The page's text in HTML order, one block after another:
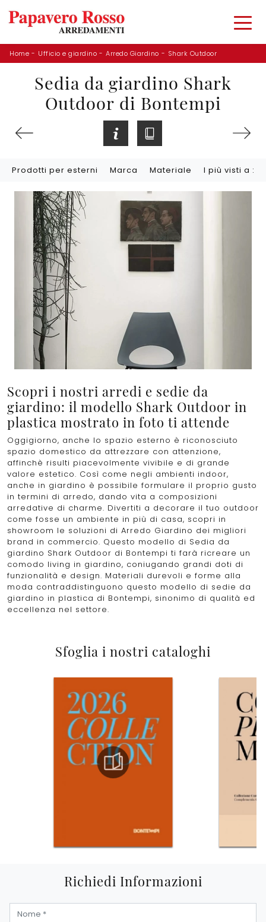
Home - Ufficio e giardino - Arredo Giardino - Shark Outdoor
Sedia da giardino Shark
Outdoor di Bontempi
Prodotti per esterni Marca Materiale I più visti a :
Scopri i nostri arredi e sedie da
giardino: il modello Shark Outdoor in
plastica mostrato in foto ti attende
Oggigiorno, anche lo spazio esterno è riconosciuto
spazio domestico da attrezzare con attenzione,
affinchè risulti piacevolmente vivibile e di grande
valore estetico. Così come negli ambienti indoor,
anche in giardino è possibile formulare il proprio gusto
in termini di arredo, dando vita a composizioni
arredative di charme. Divertiti a decorare il tuo outdoor
come fosse un ambiente in più di casa, scopri in
showroom le soluzioni di Arredo Giardino dei migliori
brand in commercio. Questo modello di Sedia da
giardino Shark Outdoor di Bontempi ti farà ricreare un
comodo living in giardino, coniugando grandi doti di
funzionalità e design. Materiali durevoli e forme alla
moda contraddistinguono questo modello di sedie da
giardino in plastica di Bontempi, sinonimo di qualità ed
eccellenza nel settore.
Sfoglia i nostri cataloghi
Richiedi Informazioni